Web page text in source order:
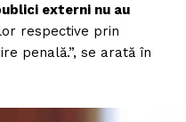
externi nu au
respective prin
penală.”, se arată în